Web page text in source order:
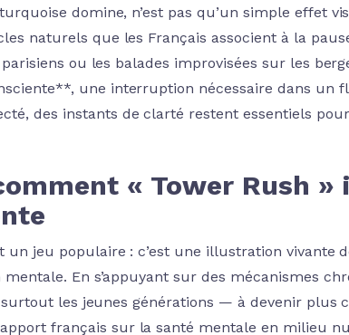
domine, n’est pas qu’un simple effet
naturels que les Français associent à la
ou les balades improvisées sur les
une interruption nécessaire dans un
des instants de clarté restent essentiels
« Tower Rush »
un jeu populaire : c’est une illustration vivante
En s’appuyant sur des mécanismes
les jeunes générations — à devenir plus
français sur la santé mentale en milieu